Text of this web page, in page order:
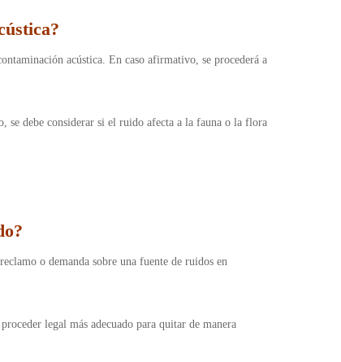
acústica. En caso afirmativo, se procederá a
se debe considerar si el ruido afecta a la fauna o la flora
o demanda sobre una fuente de ruidos en
legal más adecuado para quitar de manera